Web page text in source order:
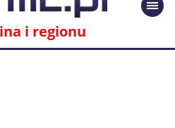
i regionu